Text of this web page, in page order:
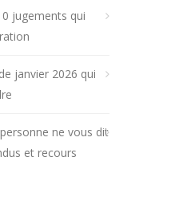
jugements qui
janvier 2026 qui
ne vous dit
et recours